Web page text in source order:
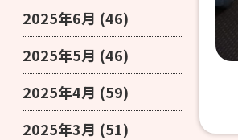
2025年6月 (46)
2025年5月 (46)
2025年4月 (59)
2025年3月 (51)